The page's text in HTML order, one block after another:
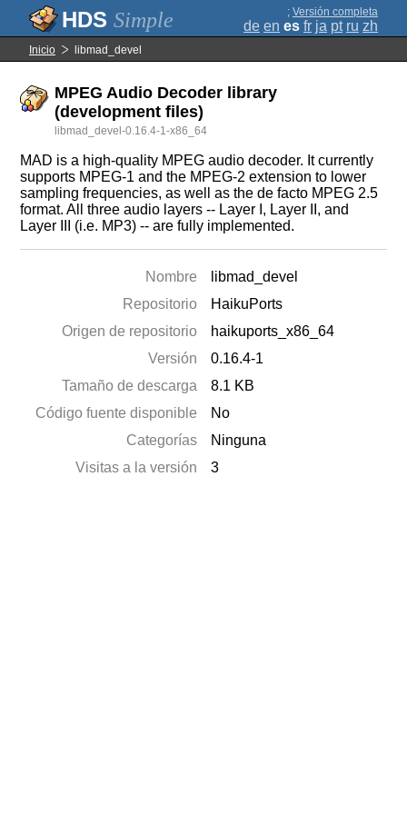
Simple ; Versión completa
de en es fr ja pt ru zh
Inicio libmad_devel
MPEG Audio Decoder library
(development files)
libmad_devel-0.16.4-1-x86_64
MAD is a high-quality MPEG audio decoder. It currently
supports MPEG-1 and the MPEG-2 extension to lower
sampling frequencies, as well as the de facto MPEG 2.5
format. All three audio layers -- Layer I, Layer II, and
Layer III (i.e. MP3) -- are fully implemented.
Nombre
libmad_devel
Repositorio
HaikuPorts
Origen de repositorio
haikuports_x86_64
Versión
0.16.4-1
Tamaño de descarga
8.1 KB
Código fuente disponible
No
Categorías
Ninguna
Visitas a la versión
3